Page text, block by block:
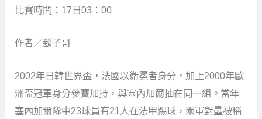
比賽時間：17日03：00
作者／鬍子哥
2002年日韓世界盃，法國以衛冕者身分，加上2000年歐
洲盃冠軍身分參賽加持，與塞內加爾抽在同一組。當年
塞內加爾隊中23球員有21人在法甲踢球，兩軍對壘被稱